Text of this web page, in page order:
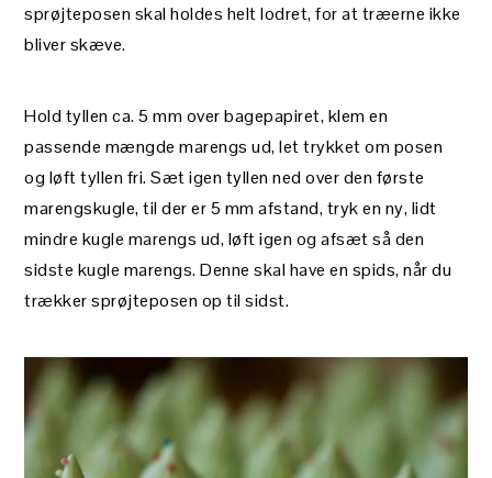
sprøjteposen skal holdes helt lodret, for at træerne ikke
bliver skæve.
Hold tyllen ca. 5 mm over bagepapiret, klem en
passende mængde marengs ud, let trykket om posen
og løft tyllen fri. Sæt igen tyllen ned over den første
marengskugle, til der er 5 mm afstand, tryk en ny, lidt
mindre kugle marengs ud, løft igen og afsæt så den
sidste kugle marengs. Denne skal have en spids, når du
trækker sprøjteposen op til sidst.